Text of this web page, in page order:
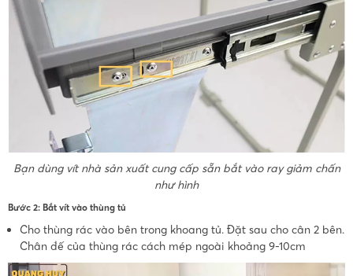
Bạn dùng vít nhà sản xuất cung cấp sẵn bắt vào ray giảm chấn
như hình
Bước 2: Bắt vít vào thùng tủ
Cho thùng rác vào bên trong khoang tủ. Đặt sau cho cân 2 bên.
Chân đế của thùng rác cách mép ngoài khoảng 9-10cm